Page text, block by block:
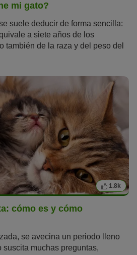
mi gato?
suele deducir de forma sencilla:
a siete años de los
también de la raza y del peso del
de los gatos, ¿hay alguna regla
en años humanos?
vivir? ¿A partir de qué edad se
Descubre aquí todo
1.8k
cómo es y cómo
se avecina un periodo lleno
muchas preguntas,